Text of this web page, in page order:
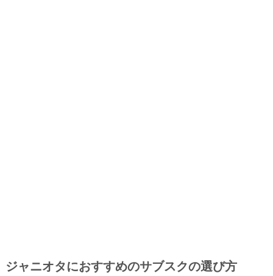
ジャニオタにおすすめのサブスクの選び方